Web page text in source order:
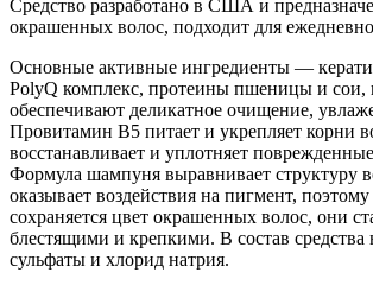
Средство разработано в США и
окрашенных волос, подходит для
Основные активные ингредиенты —
PolyQ комплекс, протеины пшеницы и сои,
обеспечивают деликатное очищение,
Провитамин В5 питает и укрепляет корни
восстанавливает и уплотняет
Формула шампуня выравнивает структуру
оказывает воздействия на пигмент,
сохраняется цвет окрашенных волос, они
блестящими и крепкими. В состав средства
сульфаты и хлорид натрия.